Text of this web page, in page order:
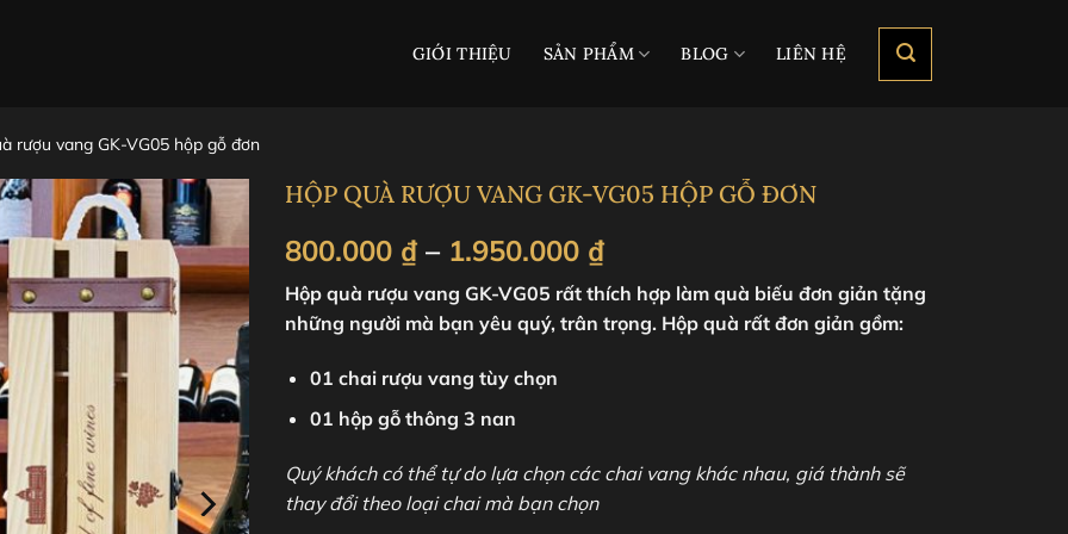
GIỚI THIỆU SẢN PHẨM BLOG LIÊN HỆ
rượu vang GK-VG05 hộp gỗ đơn
HỘP QUÀ RƯỢU VANG GK-VG05 HỘP GỖ ĐƠN
800.000 ₫ – 1.950.000 ₫Khoảng
giá:
từ
800.000 ₫
Hộp quà rượu vang GK-VG05 rất thích hợp làm quà biếu đơn giản tặng
những người mà bạn yêu quý, trân trọng. Hộp quà rất đơn giản gồm:
01 chai rượu vang tùy chọn
01 hộp gỗ thông 3 nan
Quý khách có thể tự do lựa chọn các chai vang khác nhau, giá thành sẽ
thay đổi theo loại chai mà bạn chọn